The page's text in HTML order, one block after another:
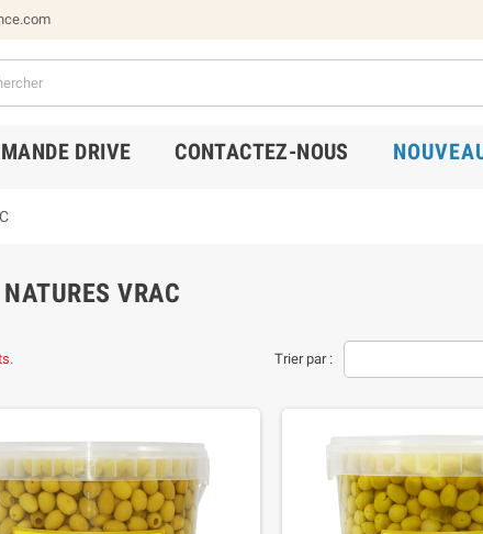
DRIVE CONTACTEZ-NOUS
VRAC
Trier par :